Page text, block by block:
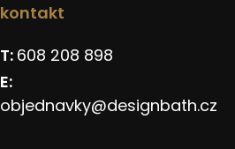
kontakt
608 208 898
objednavky@designbath.cz